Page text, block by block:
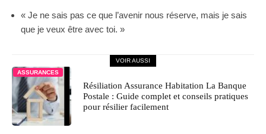
« Je ne sais pas ce que l’avenir nous réserve, mais je sais
que je veux être avec toi. »
VOIR AUSSI
ASSURANCES
Résiliation Assurance Habitation La Banque
Postale : Guide complet et conseils pratiques
pour résilier facilement